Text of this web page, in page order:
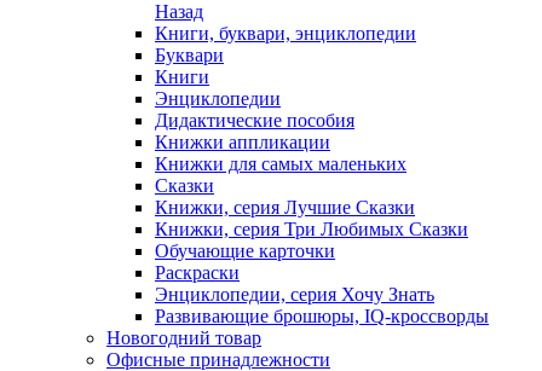
Назад
Книги, буквари, энциклопедии
Буквари
Книги
Энциклопедии
Дидактические пособия
Книжки аппликации
Книжки для самых маленьких
Сказки
Книжки, серия Лучшие Сказки
Книжки, серия Три Любимых Сказки
Обучающие карточки
Раскраски
Энциклопедии, серия Хочу Знать
Развивающие брошюры, IQ-кроссворды
Новогодний товар
Офисные принадлежности